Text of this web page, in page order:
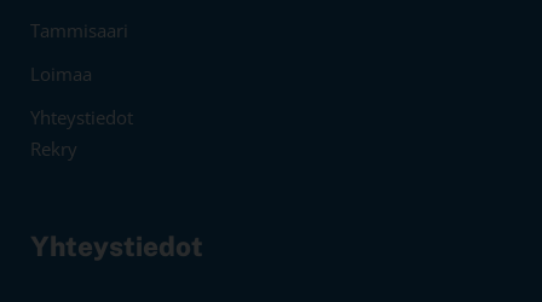
Tammisaari
Loimaa
Yhteystiedot
Rekry
Yhteystiedot